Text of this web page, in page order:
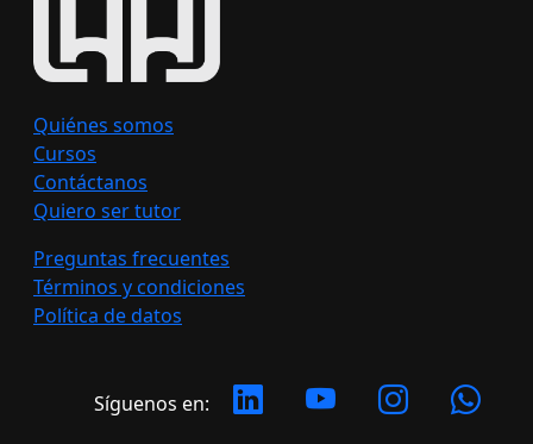
Quiénes somos
Cursos
Contáctanos
Quiero ser tutor
Preguntas frecuentes
Términos y condiciones
Política de datos
Síguenos en: